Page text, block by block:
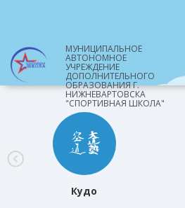
МУНИЦИПАЛЬНОЕ
АВТОНОМНОЕ
УЧРЕЖДЕНИЕ
ДОПОЛНИТЕЛЬНОГО
ОБРАЗОВАНИЯ Г.
НИЖНЕВАРТОВСКА
"СПОРТИВНАЯ ШКОЛА"
Кудо